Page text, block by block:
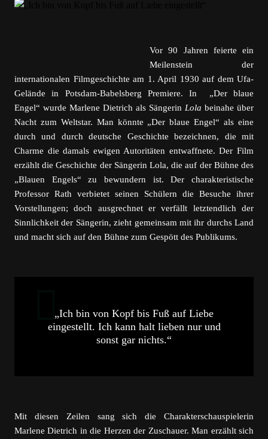
Vor 90 Jahren feierte ein
Meilenstein der
internationalen Filmgeschichte am 1. April 1930 auf dem Ufa-
Gelände in Potsdam-Babelsberg Premiere. In „Der blaue
Engel“ wurde Marlene Dietrich als Sängerin Lola beinahe über
Nacht zum Weltstar. Man könnte „Der blaue Engel“ als eine
durch und durch deutsche Geschichte bezeichnen, die mit
Charme die damals ewigen Autoritäten entwaffnete. Der Film
erzählt die Geschichte der Sängerin Lola, die auf der Bühne des
„Blauen Engels“ zu bewundern ist. Der charakteristische
Professor Rath verbietet seinen Schülern die Besuche ihrer
Vorstellungen; doch ausgrechnet er verfällt letztendlich der
Sinnlichkeit der Sängerin, zieht gemeinsam mit ihr durchs Land
und macht sich auf den Bühne zum Gespött des Publikums.
„Ich bin von Kopf bis Fuß auf Liebe
eingestellt. Ich kann halt lieben nur und
sonst gar nichts.“
Mit diesen Zeilen sang sich die Charakterschauspielerin
Marlene Dietrich in die Herzen der Zuschauer. Man erzählt sich